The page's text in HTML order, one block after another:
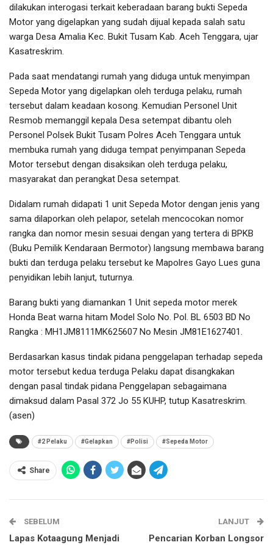
dilakukan interogasi terkait keberadaan barang bukti Sepeda
Motor yang digelapkan yang sudah dijual kepada salah satu
warga Desa Amalia Kec. Bukit Tusam Kab. Aceh Tenggara, ujar
Kasatreskrim.
Pada saat mendatangi rumah yang diduga untuk menyimpan
Sepeda Motor yang digelapkan oleh terduga pelaku, rumah
tersebut dalam keadaan kosong. Kemudian Personel Unit
Resmob memanggil kepala Desa setempat dibantu oleh
Personel Polsek Bukit Tusam Polres Aceh Tenggara untuk
membuka rumah yang diduga tempat penyimpanan Sepeda
Motor tersebut dengan disaksikan oleh terduga pelaku,
masyarakat dan perangkat Desa setempat.
Didalam rumah didapati 1 unit Sepeda Motor dengan jenis yang
sama dilaporkan oleh pelapor, setelah mencocokan nomor
rangka dan nomor mesin sesuai dengan yang tertera di BPKB
(Buku Pemilik Kendaraan Bermotor) langsung membawa barang
bukti dan terduga pelaku tersebut ke Mapolres Gayo Lues guna
penyidikan lebih lanjut, tuturnya.
Barang bukti yang diamankan 1 Unit sepeda motor merek
Honda Beat warna hitam Model Solo No. Pol. BL 6503 BD No
Rangka : MH1JM8111MK625607 No Mesin JM81E1627401.
Berdasarkan kasus tindak pidana penggelapan terhadap sepeda
motor tersebut kedua terduga Pelaku dapat disangkakan
dengan pasal tindak pidana Penggelapan sebagaimana
dimaksud dalam Pasal 372 Jo 55 KUHP, tutup Kasatreskrim.
(asen)
#2 Pelaku #Gelapkan #Polisi #Sepeda Motor
Share
SEBELUM
Lapas Kotaagung Menjadi
LANJUT
Pencarian Korban Longsor